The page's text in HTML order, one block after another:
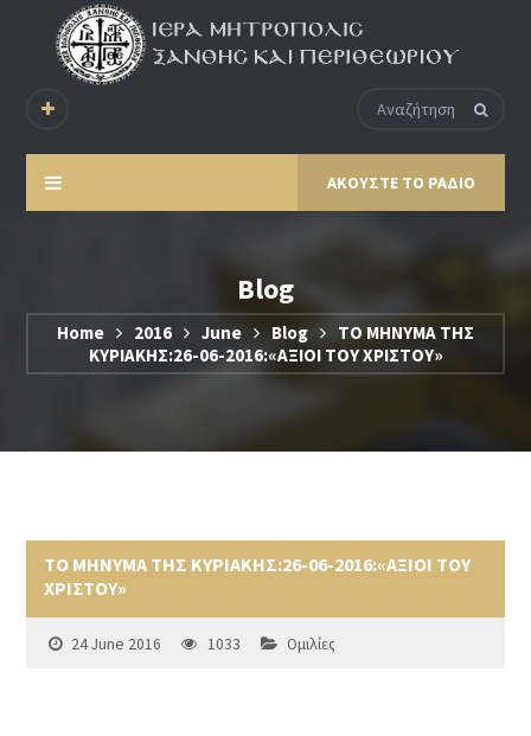
ΑΚΟΥΣΤΕ ΤΟ ΡΑΔΙΟ
Blog
Home 2016 June Blog
ΤΟ ΜΗΝΥΜΑ ΤΗΣ
ΚΥΡΙΑΚΗΣ:26-06-2016:«ΑΞΙΟΙ ΤΟΥ ΧΡΙΣΤΟΥ»
ΤΟ ΜΗΝΥΜΑ ΤΗΣ ΚΥΡΙΑΚΗΣ:26-06-2016:«ΑΞΙΟΙ ΤΟΥ
ΧΡΙΣΤΟΥ»
24 June 2016 1033 Ομιλίες